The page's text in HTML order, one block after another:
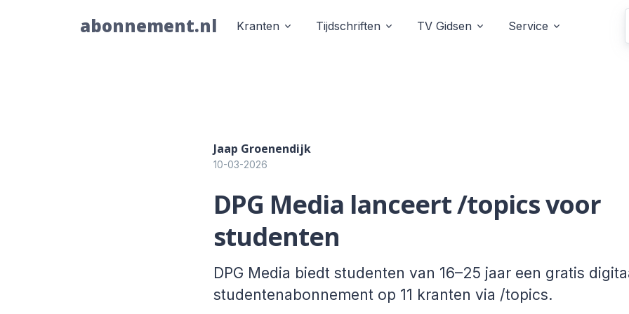
abonnement.nl Kranten Tijdschriften TV Gidsen Service
Jaap Groenendijk
10-03-2026
DPG Media lanceert /topics voor
studenten
DPG Media biedt studenten van 16–25 jaar een gratis
studentenabonnement op 11 kranten via /topics.